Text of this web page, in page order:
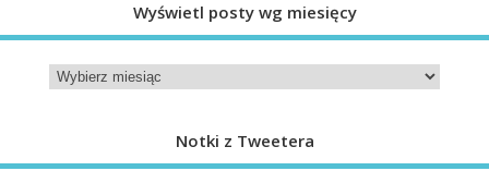
Wyświetl posty wg miesięcy
Notki z Tweetera